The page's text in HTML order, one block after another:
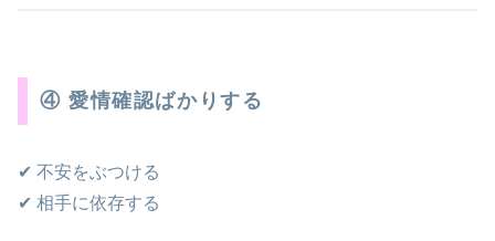
④ 愛情確認ばかりする
✔ 不安をぶつける
✔ 相手に依存する